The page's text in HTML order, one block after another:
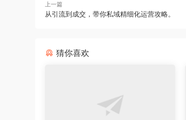
上一篇
从引流到成交，带你私域精细化运营攻略。
猜你喜欢